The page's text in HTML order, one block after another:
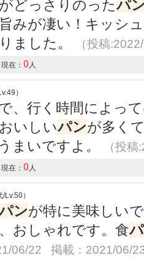
どっさりのったパ
みが凄い！キッシ
ました。
（投稿
現在： 0人
）
、行く時間によっ
いしいパンが多く
まいですよ。 （投
現在： 0人
）
ンが特に美味しい
おしゃれです。食
06/22 掲載：2021/06/